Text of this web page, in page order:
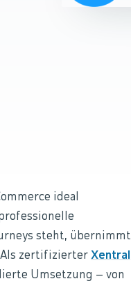
ideal
steht, übernimmt
Als zertifizierter Xentral
Umsetzung – von